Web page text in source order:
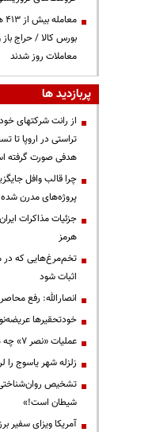
بورس کالا / حراج
معاملات روز شدند
پربازدید ها
از رانت‌ شرکتهای
تراستی در اروپا تا
هدفی صورت گرفته
چرا قالب وافل
پروژه‌های مدرن
جزئیات مذاکرات
هرمز
تخم‌مرغ‌هایی که در
اثبات شود
انصارالله: رفع
خودتحقیرها
عملیات «نصر ۷» چه هدفی را دنبال می‌کرد؟
زلزله شهر یاسوج را
تشخیص
شیطان است!»
آمریکا ویزای سفیر